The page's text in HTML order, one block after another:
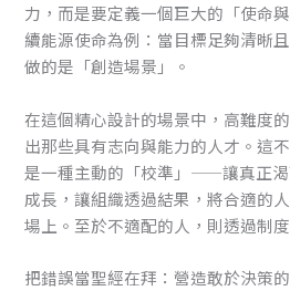
力，而是要定義一個巨大的「使命
續能源使命為例：當目標足夠清晰
做的是「創造場景」。
在這個精心設計的場景中，高難度
出那些具有志向與能力的人才。這
是一種主動的「校準」——讓真正
成長，讓組織透過結果，將合適的
場上。至於不適配的人，則透過制
把錯誤當聖經在拜：營造敢於決策